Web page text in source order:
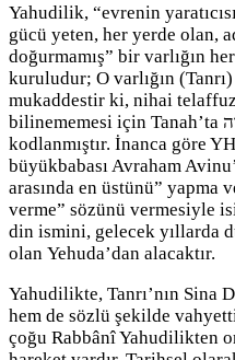
Yahudilik, “evrenin
gücü yeten, her yerde olan,
doğurmamış” bir varlığın
kuruludur; O varlığın
mukaddestir ki, nihai
bilinememesi için Tanah’ta
kodlanmıştır. İnanca göre
büyükbabası Avraham
arasında en üstünü” yapma
verme” sözünü vermesiyle
din ismini, gelecek yıllarda
olan Yehuda’dan alacaktır.
Yahudilikte, Tanrı’nın Sina
hem de sözlü şekilde
çoğu Rabbânî Yahudilikten